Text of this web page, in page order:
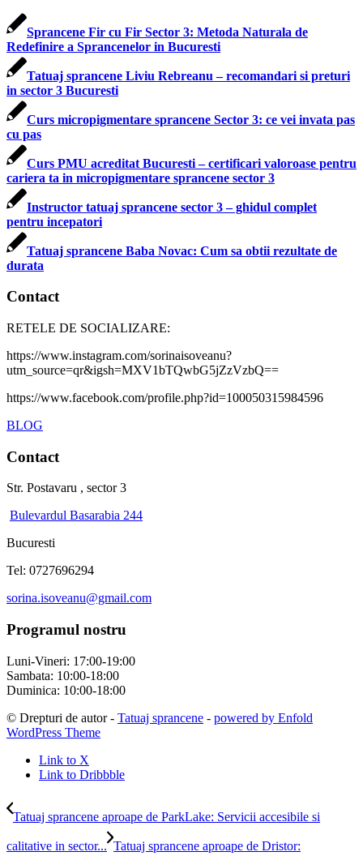
Sprancene Fir cu Fir Sector 3: Metoda Naturala de
Redefinire a Sprancenelor in Bucuresti
Tatuaj sprancene Liviu Rebreanu – recomandari si preturi
in sector 3 Bucuresti
Curs micropigmentare sprancene Sector 3: ce vei invata pas
cu pas
Curs PMU acreditat Bucuresti – certificari valoroase pentru
cariera ta in micropigmentare sprancene sector 3
Instructor tatuaj sprancene sector 3 – ghidul complet
pentru incepatori
Tatuaj sprancene Baba Novac: Cum sa obtii rezultate de
durata
Contact
RETELE DE SOCIALIZARE:
https://www.instagram.com/sorinaisoveanu?
utm_source=qr&igsh=MXV1bTQwbG5jZzVzbQ==
https://www.facebook.com/profile.php?id=100050315984596
BLOG
Contact
Str. Postavaru , sector 3
Bulevardul Basarabia 244
Bucuresti
Tel: 0727696294
sorina.isoveanu@gmail.com
Programul nostru
Luni-Vineri: 17:00-19:00
Sambata: 10:00-18:00
Duminica: 10:00-18:00
© Drepturi de autor - Tatuaj sprancene - powered by Enfold
WordPress Theme
Link to X
Link to Dribbble
Tatuaj sprancene aproape de ParkLake: Servicii accesibile si
calitative in sector... Tatuaj sprancene aproape de Dristor: